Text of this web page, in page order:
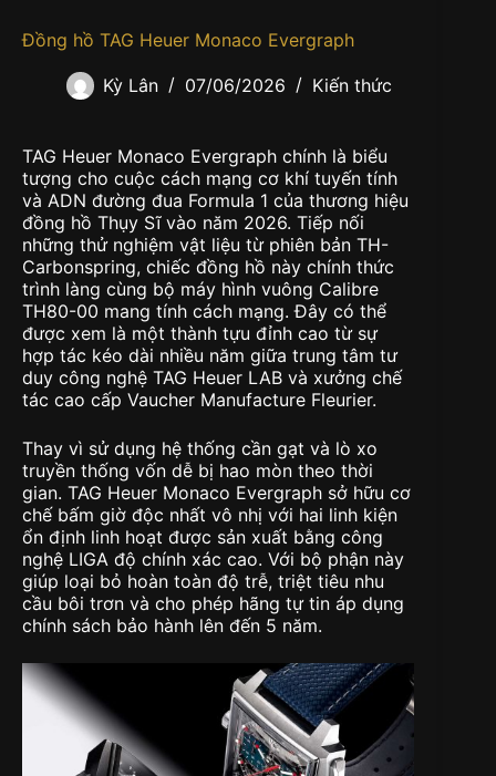
Đồng hồ TAG Heuer Monaco Evergraph
Kỳ Lân 07/06/2026 Kiến thức
TAG Heuer Monaco Evergraph chính là biểu
tượng cho cuộc cách mạng cơ khí tuyến tính
và ADN đường đua Formula 1 của thương hiệu
đồng hồ Thụy Sĩ vào năm 2026. Tiếp nối
những thử nghiệm vật liệu từ phiên bản TH-
Carbonspring, chiếc đồng hồ này chính thức
trình làng cùng bộ máy hình vuông Calibre
TH80-00 mang tính cách mạng. Đây có thể
được xem là một thành tựu đỉnh cao từ sự
hợp tác kéo dài nhiều năm giữa trung tâm tư
duy công nghệ TAG Heuer LAB và xưởng chế
tác cao cấp Vaucher Manufacture Fleurier.
Thay vì sử dụng hệ thống cần gạt và lò xo
truyền thống vốn dễ bị hao mòn theo thời
gian. TAG Heuer Monaco Evergraph sở hữu cơ
chế bấm giờ độc nhất vô nhị với hai linh kiện
ổn định linh hoạt được sản xuất bằng công
nghệ LIGA độ chính xác cao. Với bộ phận này
giúp loại bỏ hoàn toàn độ trễ, triệt tiêu nhu
cầu bôi trơn và cho phép hãng tự tin áp dụng
chính sách bảo hành lên đến 5 năm.